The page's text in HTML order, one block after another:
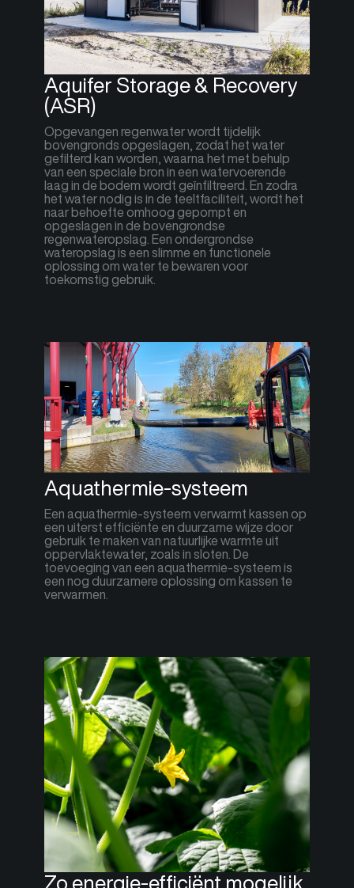
Aquifer Storage & Recovery
(ASR)
Opgevangen regenwater wordt tijdelijk
bovengronds opgeslagen, zodat het water
gefilterd kan worden, waarna het met behulp
van een speciale bron in een watervoerende
laag in de bodem wordt geïnfiltreerd. En zodra
het water nodig is in de teeltfaciliteit, wordt het
naar behoefte omhoog gepompt en
opgeslagen in de bovengrondse
regenwateropslag. Een ondergrondse
wateropslag is een slimme en functionele
oplossing om water te bewaren voor
toekomstig gebruik.
Aquathermie-systeem
Een aquathermie-systeem verwarmt kassen op
een uiterst efficiënte en duurzame wijze door
gebruik te maken van natuurlijke warmte uit
oppervlaktewater, zoals in sloten. De
toevoeging van een aquathermie-systeem is
een nog duurzamere oplossing om kassen te
verwarmen.